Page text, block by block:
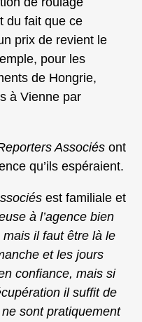
du fait que ce
prix de revient le
pour les
de Hongrie,
à Vienne par
Associés ont
qu’ils espéraient.
est familiale et
à l’agence bien
mais il faut être là le
et les jours
confiance, mais si
il suffit de
sont pratiquement